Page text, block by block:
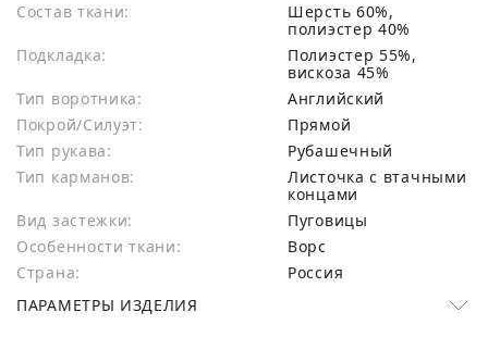
Состав ткани:
шерсть 60%,
полиэстер 40%
Подкладка:
Полиэстер 55%,
вискоза 45%
Тип воротника:
Английский
Покрой/Силуэт:
Прямой
Тип рукава:
Рубашечный
Тип карманов:
Листочка с втачными
концами
Вид застежки:
Пуговицы
Особенности ткани:
Ворс
Страна:
Россия
ПАРАМЕТРЫ ИЗДЕЛИЯ